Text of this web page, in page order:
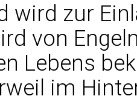
wird zur
von
Lebens
im